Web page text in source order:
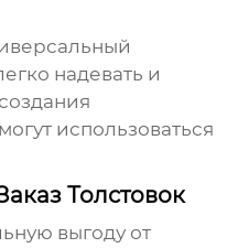
надевать и
использоваться
Толстовок
выгоду от